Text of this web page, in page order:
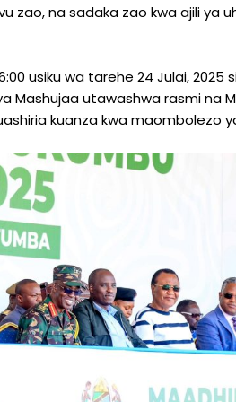
zao, na sadaka zao kwa ajili ya
usiku wa tarehe 24 Julai, 2025
Mashujaa utawashwa rasmi na
kuanza kwa maombolezo